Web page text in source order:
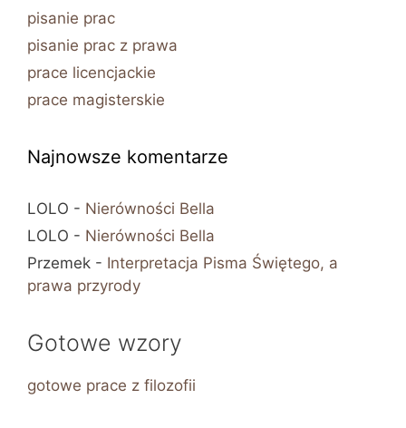
pisanie prac
pisanie prac z prawa
prace licencjackie
prace magisterskie
Najnowsze komentarze
LOLO - Nierówności Bella
LOLO - Nierówności Bella
Przemek - Interpretacja Pisma Świętego, a
prawa przyrody
Gotowe wzory
gotowe prace z filozofii